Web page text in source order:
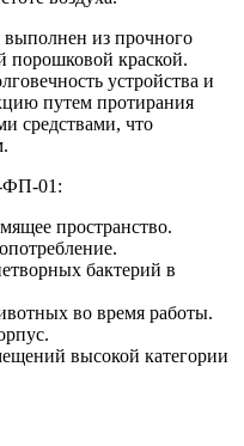
выполнен из прочного
порошковой краской.
устройства и
путем протирания
средствами, что
ФП-01:
пространство.
бактерий в
во время работы.
высокой категории